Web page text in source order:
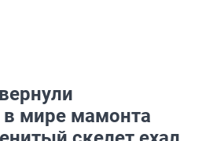
в мире мамонта